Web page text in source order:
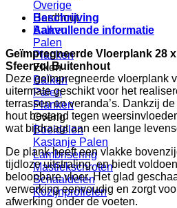
Overige
Hardhout
Balken
Palen
Planken
Eiken
Balken
Palen
Planken
Overig
Boeidelen
Kastanje Palen
Lambrisering
Mastiekschroten
Schaaldelen
Kozijnprofielen
Beschrijving
Aanvullende informatie
Geïmpregneerde Vloerplank 28
Sfeervol Buitenhout
Deze geïmpregneerde vloerplank
uitermate geschikt voor het
terrassen en veranda’s. Dankzij
hout bestand tegen
wat bijdraagt aan een lange
De plank heeft een vlakke
tijdloze uitstraling, en biedt
beloopbare vloer. Het glad
verwerking eenvoudig en zorgt
afwerking onder de voeten.